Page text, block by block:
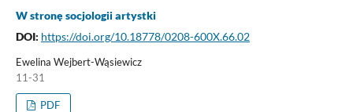
W stronę socjologii artystki
DOI: https://doi.org/10.18778/0208-600X.66.02
Ewelina Wejbert-Wąsiewicz
11-31
PDF